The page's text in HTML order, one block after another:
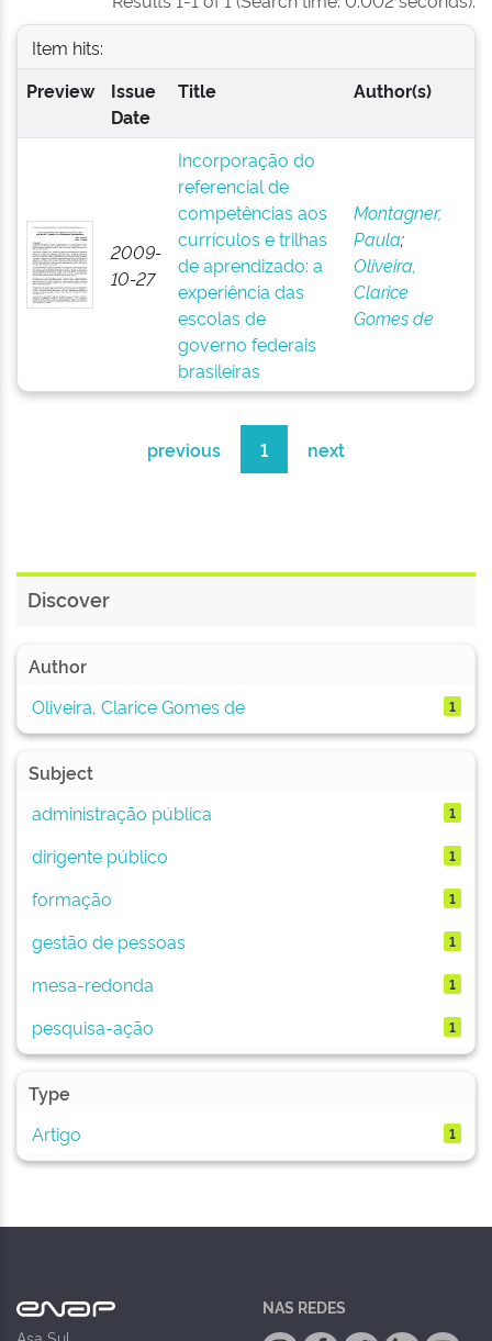
Item hits:
Preview
Issue
Date
Title Author(s)
2009-
10-27
Incorporação do
referencial de
competências aos
currículos e trilhas
de aprendizado: a
experiência das
escolas de
governo federais
brasileiras
Montagner,
Paula;
Oliveira,
Clarice
Gomes de
previous 1 next
Discover
Author
Oliveira, Clarice Gomes de
1
Subject
administração pública
1
dirigente público 1
formação 1
gestão de pessoas 1
mesa-redonda 1
pesquisa-ação 1
Type
Artigo
1
NAS REDES